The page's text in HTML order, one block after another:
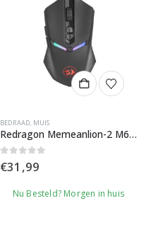
BEDRAAD, MUIS
Redragon Memeanlion-2 M602 RGB Gaming Muis
0out of 5
€31,99
Nu Besteld? Morgen in huis